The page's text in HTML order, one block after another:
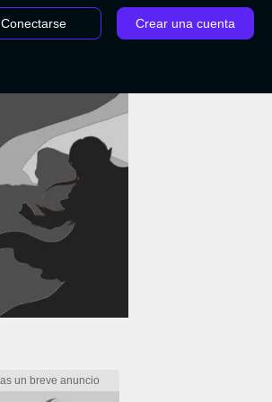
Conectarse Crear una cuenta